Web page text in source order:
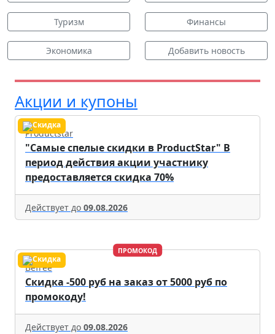
Туризм Финансы
Экономика Добавить новость
Акции и купоны
Productstar
"Самые спелые скидки в ProductStar" В
период действия акции участнику
предоставляется скидка 70%
Действует до 09.08.2026
ПРОМОКОД
Befree
Скидка -500 руб на заказ от 5000 руб по
промокоду!
Действует до 09.08.2026